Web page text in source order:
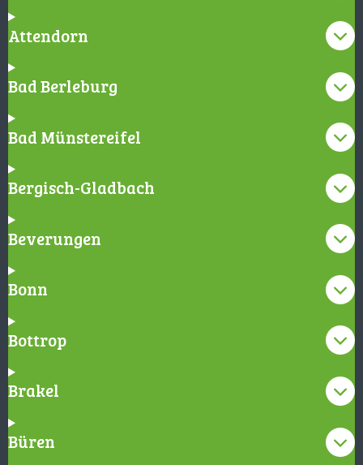
Attendorn
Bad Berleburg
Bad Münstereifel
Bergisch-Gladbach
Beverungen
Bonn
Bottrop
Brakel
Büren